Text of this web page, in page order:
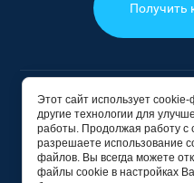
Получить
2023 - 2026
ООО
ОГРН
Создание
Этот сайт использует
другие технологии для
работы. Продолжая работу с
разрешаете использование
файлов. Вы всегда можете
файлы cookie в настройках